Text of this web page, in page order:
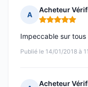
A
Acheteur
Note : 5 sur 5
Publié le 14/01/2018 à
Impeccable sur
Acheteur